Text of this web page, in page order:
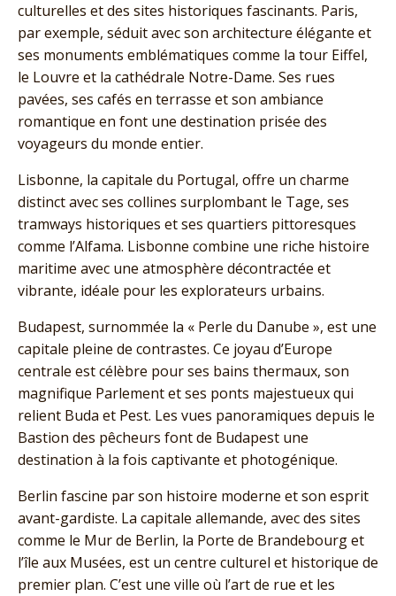
culturelles et des sites historiques fascinants. Paris,
par exemple, séduit avec son architecture élégante et
ses monuments emblématiques comme la tour Eiffel,
le Louvre et la cathédrale Notre-Dame. Ses rues
pavées, ses cafés en terrasse et son ambiance
romantique en font une destination prisée des
voyageurs du monde entier.
Lisbonne, la capitale du Portugal, offre un charme
distinct avec ses collines surplombant le Tage, ses
tramways historiques et ses quartiers pittoresques
comme l’Alfama. Lisbonne combine une riche histoire
maritime avec une atmosphère décontractée et
vibrante, idéale pour les explorateurs urbains.
Budapest, surnommée la « Perle du Danube », est une
capitale pleine de contrastes. Ce joyau d’Europe
centrale est célèbre pour ses bains thermaux, son
magnifique Parlement et ses ponts majestueux qui
relient Buda et Pest. Les vues panoramiques depuis le
Bastion des pêcheurs font de Budapest une
destination à la fois captivante et photogénique.
Berlin fascine par son histoire moderne et son esprit
avant-gardiste. La capitale allemande, avec des sites
comme le Mur de Berlin, la Porte de Brandebourg et
l’île aux Musées, est un centre culturel et historique de
premier plan. C’est une ville où l’art de rue et les